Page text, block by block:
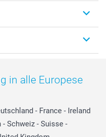
in alle Europese
- France - Ireland
- Schweiz - Suisse -